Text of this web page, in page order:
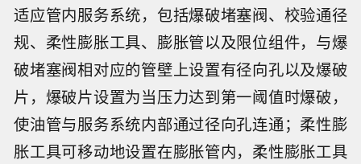
适应管内服务系统，包括爆破堵塞阀、校验通径
规、柔性膨胀工具、膨胀管以及限位组件，与爆
破堵塞阀相对应的管壁上设置有径向孔以及爆破
片，爆破片设置为当压力达到第一阈值时爆破，
使油管与服务系统内部通过径向孔连通；柔性膨
胀工具可移动地设置在膨胀管内，柔性膨胀工具